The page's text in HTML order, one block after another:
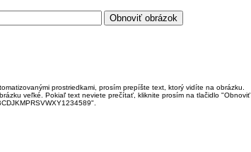
prostriedkami, prosím prepíšte text, ktorý vidíte na obrázku.
veľké. Pokiaľ text neviete prečítať, kliknite prosím na tlačidlo "Obnoviť